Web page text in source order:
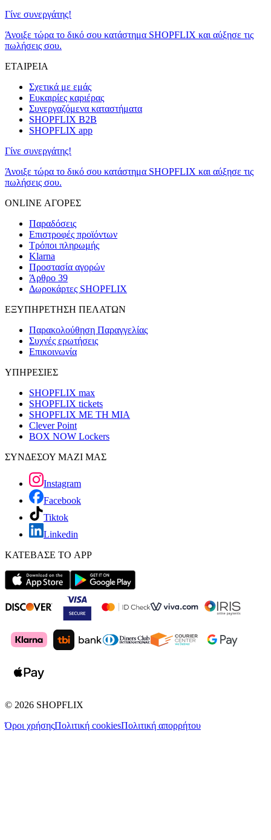
Γίνε συνεργάτης!
Άνοιξε τώρα το δικό σου κατάστημα SHOPFLIX και αύξησε τις
πωλήσεις σου.
ΕΤΑΙΡΕΙΑ
Σχετικά με εμάς
Ευκαιρίες καριέρας
Συνεργαζόμενα καταστήματα
SHOPFLIX B2B
SHOPFLIX app
Γίνε συνεργάτης!
Άνοιξε τώρα το δικό σου κατάστημα SHOPFLIX και αύξησε τις
πωλήσεις σου.
ONLINE ΑΓΟΡΕΣ
Παραδόσεις
Επιστροφές προϊόντων
Τρόποι πληρωμής
Klarna
Προστασία αγορών
Άρθρο 39
Δωροκάρτες SHOPFLIX
ΕΞΥΠΗΡΕΤΗΣΗ ΠΕΛΑΤΩΝ
Παρακολούθηση Παραγγελίας
Συχνές ερωτήσεις
Επικοινωνία
ΥΠΗΡΕΣΙΕΣ
SHOPFLIX max
SHOPFLIX tickets
SHOPFLIX ΜΕ ΤΗ ΜΙΑ
Clever Point
BOX NOW Lockers
ΣΥΝΔΕΣΟΥ ΜΑΖΙ ΜΑΣ
Instagram
Facebook
Tiktok
Linkedin
ΚΑΤΕΒΑΣΕ ΤΟ APP
© 2026 SHOPFLIX
Όροι χρήσηςΠολιτική cookiesΠολιτική απορρήτου